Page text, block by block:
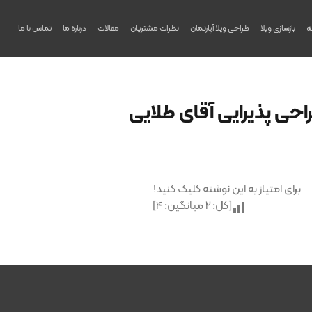
بازسازی ویلا طراحی ویلا آپارتمان نظرات مشتریان مقالات درباره ما
تماس با ما
پذیرایی آقای طلایی
برای امتیاز به این نوشته کلیک کنید!
[کل:2میانگین:4
]